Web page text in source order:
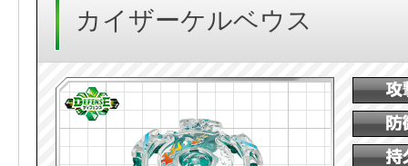
カイザーケルベウス